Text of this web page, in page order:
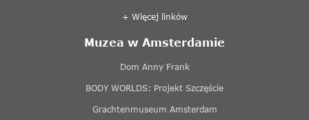
+ Więcej linków
Muzea w Amsterdamie
Dom Anny Frank
BODY WORLDS: Projekt Szczęście
Grachtenmuseum Amsterdam